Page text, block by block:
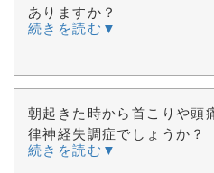
ありますか？
続きを読む▼
朝起きた時から首こりや頭
律神経失調症でしょうか？
続きを読む▼